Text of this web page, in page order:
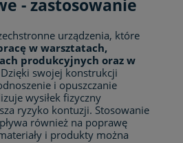
- zastosowanie
urządzenia, które
w warsztatach,
produkcyjnych oraz w
swojej konstrukcji
i opuszczanie
wysiłek fizyczny
ryzyko kontuzji. Stosowanie
również na poprawę
i produkty można